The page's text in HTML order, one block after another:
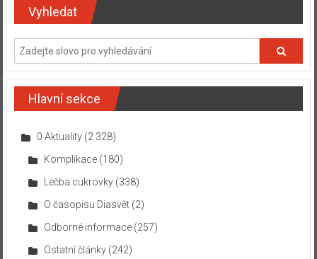
Vyhledat
Hlavní sekce
0 Aktuality(2 328)
Komplikace(180)
Léčba cukrovky(338)
O časopisu Diasvět(2)
Odborné informace(257)
Ostatní články(242)